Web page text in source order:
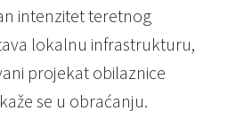
intenzitet teretnog
lokalnu infrastrukturu,
projekat obilaznice
se u obraćanju.